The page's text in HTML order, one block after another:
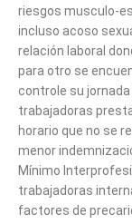
riesgos musculo-
incluso acoso
relación laboral
para otro se
controle su
trabajadoras
horario que no se
menor
Mínimo
trabajadoras
factores de